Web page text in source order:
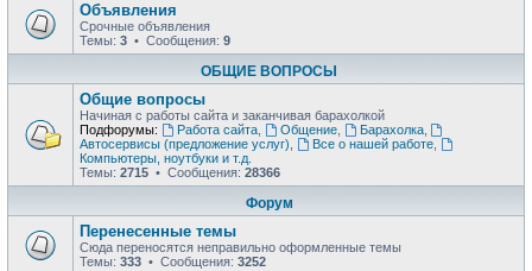
Объявления
Срочные объявления
Темы: 3 • Сообщения: 9
ОБЩИЕ ВОПРОСЫ
Общие вопросы
Начиная с работы сайта и заканчивая барахолкой
Подфорумы:
Работа сайта, Общение, Барахолка,
Автосервисы (предложение услуг)
Все о нашей работе,
Компьютеры, ноутбуки и т.д.
Темы: 2715 • Сообщения: 28366
Форум
Перенесенные темы
Сюда переносятся неправильно оформленные темы
Темы: 333 • Сообщения: 3252